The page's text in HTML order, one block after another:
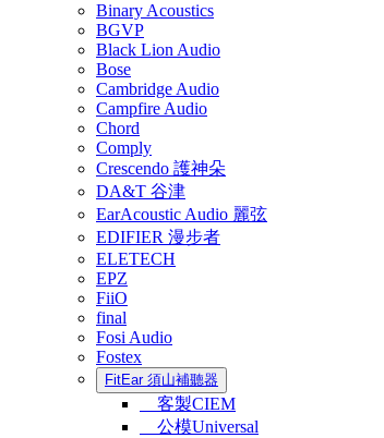
Binary Acoustics
BGVP
Black Lion Audio
Bose
Cambridge Audio
Campfire Audio
Chord
Comply
Crescendo 護神朵
DA&T 谷津
EarAcoustic Audio 麗弦
EDIFIER 漫步者
ELETECH
EPZ
FiiO
final
Fosi Audio
Fostex
FitEar 須山補聽器
客製CIEM
公模Universal